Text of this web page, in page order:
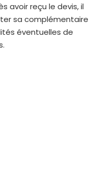
avoir reçu le devis, il
sa complémentaire
éventuelles de